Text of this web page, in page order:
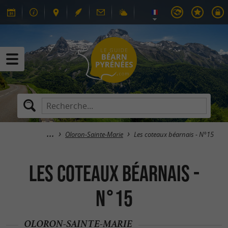
Oloron-Sainte-Marie Les coteaux béarnais - N°15
Les coteaux béarnais -
N°15
OLORON-SAINTE-MARIE